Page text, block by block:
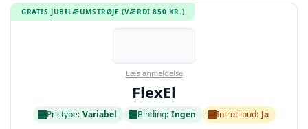
GRATIS JUBILÆUMSTRØJE (VÆRDI 850 KR.)
Læs anmeldelse
FlexEl
Pristype: Variabel Binding: Ingen Introtilbud: Ja